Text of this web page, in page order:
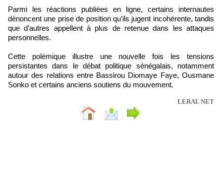
Parmi les réactions publiées en ligne, certains internautes
dénoncent une prise de position qu’ils jugent incohérente, tandis
que d’autres appellent à plus de retenue dans les attaques
personnelles.
Cette polémique illustre une nouvelle fois les tensions
persistantes dans le débat politique sénégalais, notamment
autour des relations entre Bassirou Diomaye Faye, Ousmane
Sonko et certains anciens soutiens du mouvement.
LERAL NET